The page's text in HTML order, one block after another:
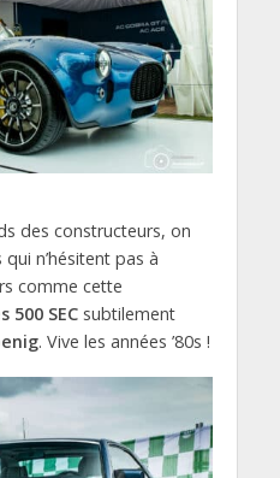
des constructeurs, on
n’hésitent pas à
comme cette
500 SECsubtilement
. Vive les années ’80s !